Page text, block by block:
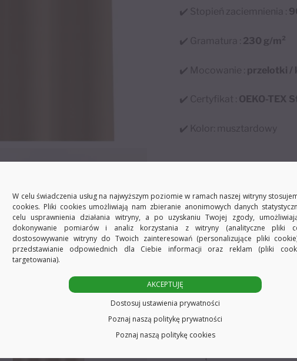
✔️ Stopień zaciemnienia :
✔️ Gramatura : 230 g/m²
✔️ Mocowanie : przelotki /
✔️ Certyfikat : OEKO-TEX
✔️ Kolor: musztardowy
➡️ CECHY PRODUKTU
_____________
✅90% zaciemnienia
–
W celu świadczenia usług na najwyższym poziomie w ramach naszej witryny
cookies. Pliki cookies umożliwiają nam zbieranie anonimowych danych
celu usprawnienia działania witryny, a po uzyskaniu Twojej zgody,
dokonywanie pomiarów i analiz korzystania z witryny (analityczne pliki
dostosowywanie witryny do Twoich zainteresowań (personalizujące pliki
przedstawianie odpowiednich dla Ciebie informacji oraz reklam (pliki
targetowania).
AKCEPTUJĘ
Dostosuj ustawienia prywatności
Poznaj naszą politykę prywatności
Poznaj naszą politykę cookies